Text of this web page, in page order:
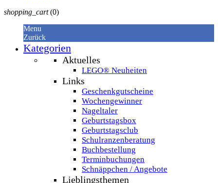
shopping_cart (0)
Menu
Zurück
Kategorien
Aktuelles
LEGO® Neuheiten
Links
Geschenkgutscheine
Wochengewinner
Nageltaler
Geburtstagsbox
Geburtstagsclub
Schulranzenberatung
Buchbestellung
Terminbuchungen
Schnäppchen / Angebote
Lieblingsthemen